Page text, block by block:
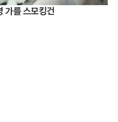
가를 스모킹건